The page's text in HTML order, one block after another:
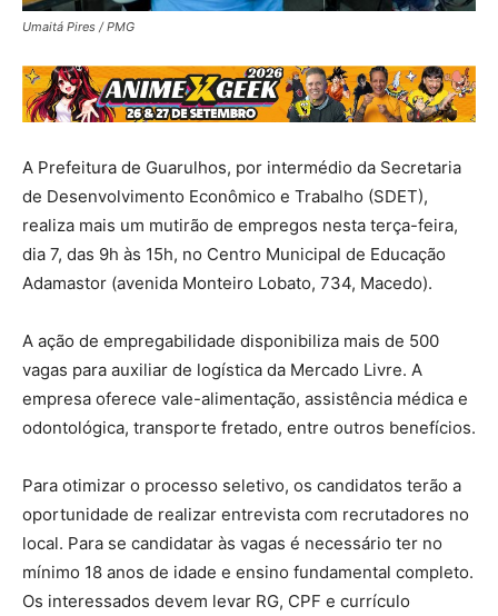
Umaitá Pires / PMG
A Prefeitura de Guarulhos, por intermédio da Secretaria
de Desenvolvimento Econômico e Trabalho (SDET),
realiza mais um mutirão de empregos nesta terça-feira,
dia 7, das 9h às 15h, no Centro Municipal de Educação
Adamastor (avenida Monteiro Lobato, 734, Macedo).
A ação de empregabilidade disponibiliza mais de 500
vagas para auxiliar de logística da Mercado Livre. A
empresa oferece vale-alimentação, assistência médica e
odontológica, transporte fretado, entre outros benefícios.
Para otimizar o processo seletivo, os candidatos terão a
oportunidade de realizar entrevista com recrutadores no
local. Para se candidatar às vagas é necessário ter no
mínimo 18 anos de idade e ensino fundamental completo.
Os interessados devem levar RG, CPF e currículo